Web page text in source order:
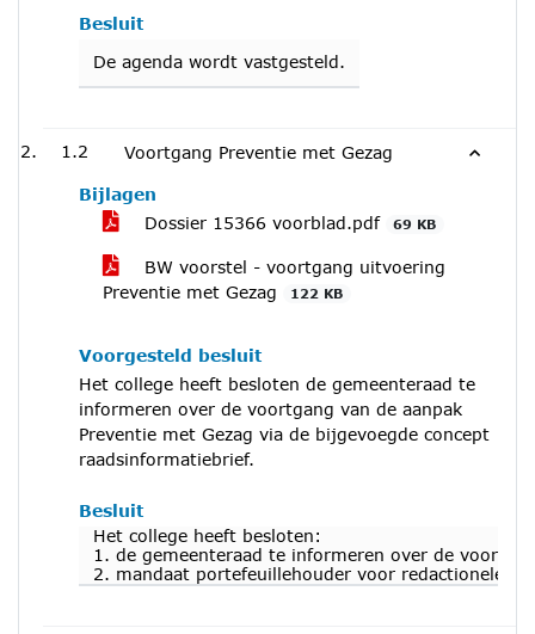
Besluit
De agenda wordt vastgesteld.
1.2 Voortgang Preventie met Gezag
Bijlagen
Dossier 15366 voorblad.pdf
69 KB
BW voorstel - voortgang uitvoering
Preventie met Gezag
122 KB
Voorgesteld besluit
Het college heeft besloten de gemeenteraad te
informeren over de voortgang van de aanpak
Preventie met Gezag via de bijgevoegde concept
raadsinformatiebrief.
Besluit
Het college heeft besloten:
1. de gemeenteraad te informeren over de
2. mandaat portefeuillehouder voor redactionele